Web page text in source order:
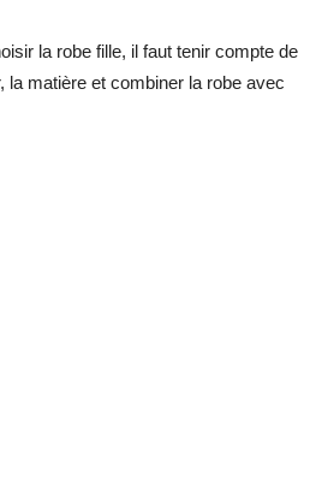
la robe fille, il faut tenir compte de
la matière et combiner la robe avec